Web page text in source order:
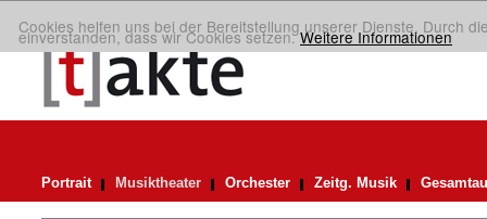
Cookies helfen uns bei der Bereitstellung unserer Dienste. Durch
einverstanden, dass wir Cookies setzen.Weitere Informationen
Portrait Musiktheater Orchester Zeitg. Musik